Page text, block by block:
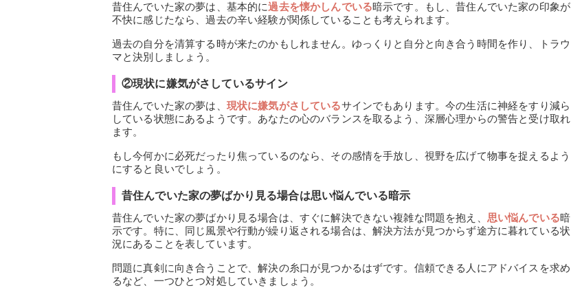
昔住んでいた家の夢は、基本的に過去を懐かしんでいる暗示です。もし、昔住んでいた家の印象が
不快に感じたなら、過去の辛い経験が関係していることも考えられます。
過去の自分を清算する時が来たのかもしれません。ゆっくりと自分と向き合う時間を作り、トラウ
マと決別しましょう。
②現状に嫌気がさしているサイン
昔住んでいた家の夢は、 現状に嫌気がさしているサインでもあります。今の生活に神経をすり減ら
している状態にあるようです。あなたの心のバランスを取るよう、深層心理からの警告と受け取れ
ます。
もし今何かに必死だったり焦っているのなら、その感情を手放し、視野を広げて物事を捉えるよう
にすると良いでしょう。
昔住んでいた家の夢ばかり見る場合は思い悩んでいる暗示
昔住んでいた家の夢ばかり見る場合は、すぐに解決できない複雑な問題を抱え、 思い悩んでいる暗
示です。特に、同じ風景や行動が繰り返される場合は、解決方法が見つからず途方に暮れている状
況にあることを表しています。
問題に真剣に向き合うことで、解決の糸口が見つかるはずです。信頼できる人にアドバイスを求め
るなど、一つひとつ対処していきましょう。